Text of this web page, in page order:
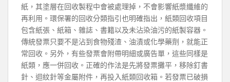
紙，其塗層在回收製程中會被處理掉，不會影響紙漿纖維的
再利用。環保署的回收分類指引也明確指出，紙類回收項目
包含紙張、紙箱、雜誌、書籍以及未沾染油污的紙製容器。
傳統發票只要不是沾到食物殘渣、油漬或化學藥劑，就能正
常回收。另外，有些發票會附帶明細或廣告單，這些同樣是
紙類，應一併回收。正確的作法是先將發票攤平，移除釘書
針、迴紋針等金屬附件，再投入紙類回收箱。若發票已破損